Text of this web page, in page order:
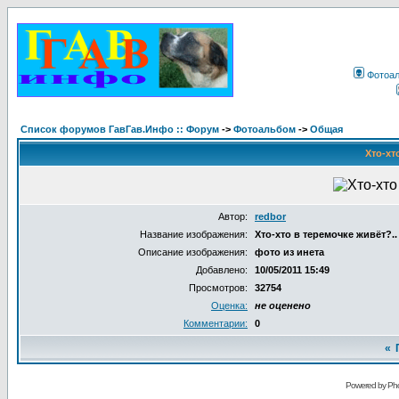
Список форумов ГавГав.Инфо :: Форум -> Фотоальбом -> Общая
Хто-
Автор:
redbor
Название изображения:
Хто-хто в теремочке живёт?..
Описание изображения:
фото из инета
Добавлено:
10/05/2011 15:49
Просмотров:
32754
Оценка:
не оценено
Комментарии:
0
«
Powered by